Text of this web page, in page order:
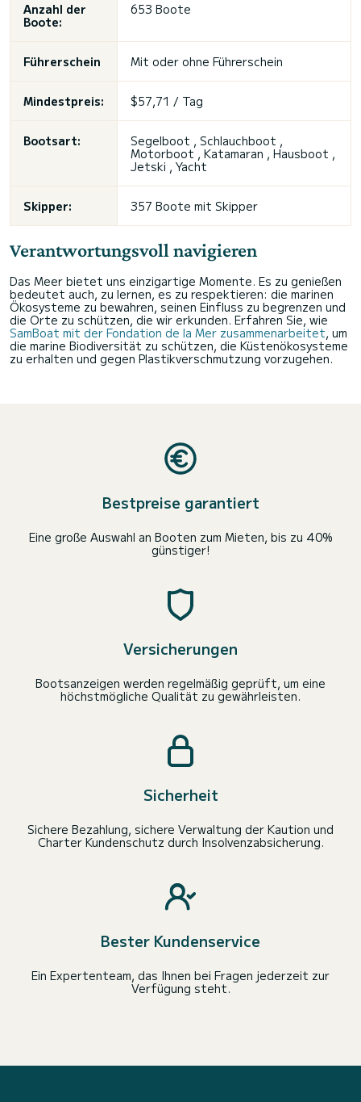
Anzahl der
Boote:
653 Boote
Führerschein Mit oder ohne Führerschein
Mindestpreis: $57,71 / Tag
Bootsart:
Segelboot , Schlauchboot ,
Motorboot , Katamaran , Hausboot ,
Jetski , Yacht
Skipper: 357 Boote mit Skipper
Verantwortungsvoll navigieren
Das Meer bietet uns einzigartige Momente. Es zu genießen
bedeutet auch, zu lernen, es zu respektieren: die marinen
Ökosysteme zu bewahren, seinen Einfluss zu begrenzen und
die Orte zu schützen, die wir erkunden. Erfahren Sie, wie
SamBoat mit der Fondation de la Mer zusammenarbeitet, um
die marine Biodiversität zu schützen, die Küstenökosysteme
zu erhalten und gegen Plastikverschmutzung vorzugehen.
Bestpreise garantiert
Eine große Auswahl an Booten zum Mieten, bis zu 40%
günstiger!
Versicherungen
Bootsanzeigen werden regelmäßig geprüft, um eine
höchstmögliche Qualität zu gewährleisten.
Sicherheit
Sichere Bezahlung, sichere Verwaltung der Kaution und
Charter Kundenschutz durch Insolvenzabsicherung.
Bester Kundenservice
Ein Expertenteam, das Ihnen bei Fragen jederzeit zur
Verfügung steht.